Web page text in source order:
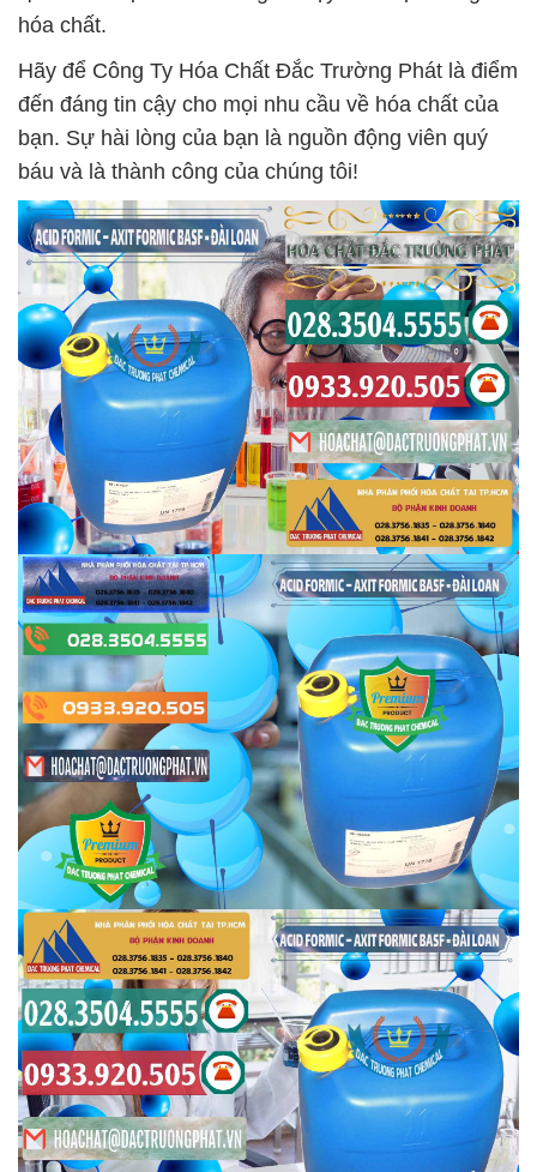
hóa chất.
Hãy để Công Ty Hóa Chất Đắc Trường Phát là điểm
đến đáng tin cậy cho mọi nhu cầu về hóa chất của
bạn. Sự hài lòng của bạn là nguồn động viên quý
báu và là thành công của chúng tôi!